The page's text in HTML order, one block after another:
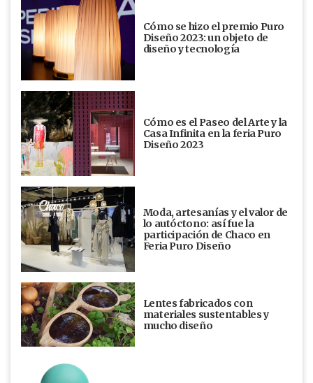
Cómo se hizo el premio Puro
Diseño 2023: un objeto de
diseño y tecnología
Cómo es el Paseo del Arte y la
Casa Infinita en la feria Puro
Diseño 2023
Moda, artesanías y el valor de
lo autóctono: así fue la
participación de Chaco en
Feria Puro Diseño
Lentes fabricados con
materiales sustentables y
mucho diseño